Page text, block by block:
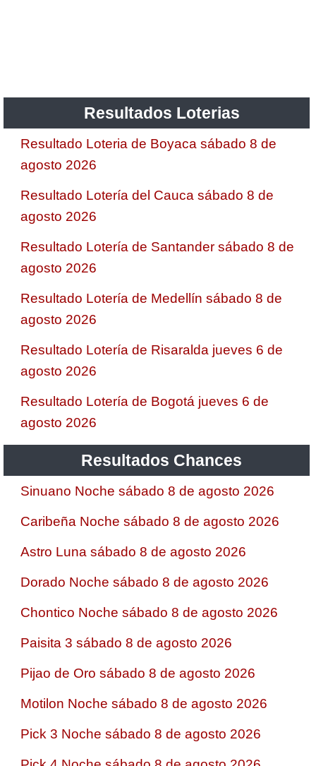
Resultados Loterias
Resultado Loteria de Boyaca sábado 8 de
agosto 2026
Resultado Lotería del Cauca sábado 8 de
agosto 2026
Resultado Lotería de Santander sábado 8 de
agosto 2026
Resultado Lotería de Medellín sábado 8 de
agosto 2026
Resultado Lotería de Risaralda jueves 6 de
agosto 2026
Resultado Lotería de Bogotá jueves 6 de
agosto 2026
Resultados Chances
Sinuano Noche sábado 8 de agosto 2026
Caribeña Noche sábado 8 de agosto 2026
Astro Luna sábado 8 de agosto 2026
Dorado Noche sábado 8 de agosto 2026
Chontico Noche sábado 8 de agosto 2026
Paisita 3 sábado 8 de agosto 2026
Pijao de Oro sábado 8 de agosto 2026
Motilon Noche sábado 8 de agosto 2026
Pick 3 Noche sábado 8 de agosto 2026